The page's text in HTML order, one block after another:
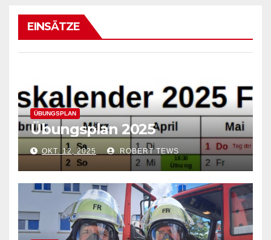
EINSÄTZE
ÜBUNGSPLAN
Übungsplan 2025
OKT. 12, 2025 ROBERT TEWS